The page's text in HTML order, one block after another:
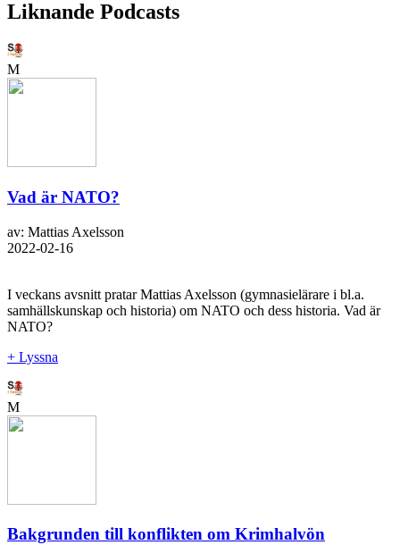
Liknande Podcasts
M
Vad är NATO?
av: Mattias Axelsson
2022-02-16
I veckans avsnitt pratar Mattias Axelsson (gymnasielärare i bl.a.
samhällskunskap och historia) om NATO och dess historia. Vad är
NATO?
+ Lyssna
M
Bakgrunden till konflikten om Krimhalvön